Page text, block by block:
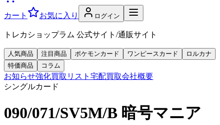
カート お気に入り ログイン
トレカショップラム 公式サイト/通販サイト
人気商品 注目商品 ポケモンカード ワンピースカード
ロルカナ
特価商品
コラム
お知らせ強化買取リスト 宅配買取会社概要
シングルカード
090/071/SV5M/B 暗号マニア